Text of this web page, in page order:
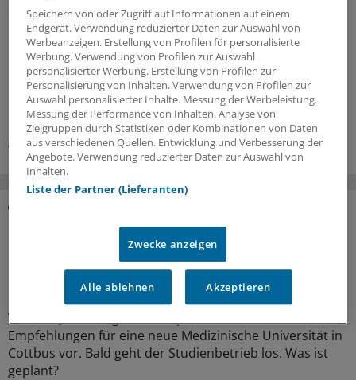
die sich an den ländlichen Gegebenheiten dieses
Flächenlandes orientierte.(lass)
Schlagworte:
Brandenburg Berufspolitik Klinik-Management
MEHR ZUM THEMA
Modellstudiengang Humanmedizin
Unimedizin Lausitz: Im Oktober starten die
ersten Studenten
Vor fünf Jahren legte eine Expertenkommission ihre
Empfehlungen für eine neue Medizinische Universität in
Cottbus vor. Bald geht der Studienbetrieb los. Was ist
geplant?
Speichern von oder Zugriff auf Informationen auf einem
Endgerät. Verwendung reduzierter Daten zur Auswahl von
Werbeanzeigen. Erstellung von Profilen für personalisierte
Werbung. Verwendung von Profilen zur Auswahl
personalisierter Werbung. Erstellung von Profilen zur
Personalisierung von Inhalten. Verwendung von Profilen zur
Auswahl personalisierter Inhalte. Messung der Werbeleistung.
Messung der Performance von Inhalten. Analyse von
Zielgruppen durch Statistiken oder Kombinationen von Daten
aus verschiedenen Quellen. Entwicklung und Verbesserung der
Angebote. Verwendung reduzierter Daten zur Auswahl von
Inhalten.
Liste der Partner (Lieferanten)
Zwecke anzeigen
Alle ablehnen Akzeptieren